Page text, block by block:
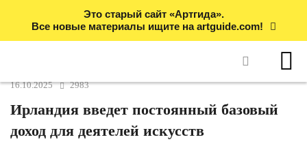
Это старый сайт «Артгида».
Все новые материалы ищите на artguide.com!
16.10.2025 2983
Ирландия введет постоянный базовый
доход для деятелей искусств